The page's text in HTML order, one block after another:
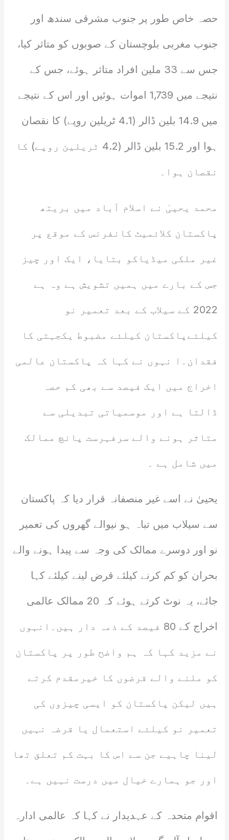
حصہ خاص طور پر جنوب مشرقی سندھ اور
جنوب مغربی بلوچستان کے صوبوں کو متاثر کیا،
جس سے 33 ملین افراد متاثر ہوئے، جس کے
نتیجے میں 1,739 اموات ہوئیں اور اس کے نتیجے
میں 14.9 بلین ڈالر (4.1 ٹریلین روپے) کا نقصان
ہوا اور 15.2 بلین ڈالر (4.2 ٹریلین روپے) کا
نقصان ہوا۔
محمد یحییٰ نے اسلام آباد میں بریتھ
پاکستان کلائمیٹ کانفرنس کے موقع پر
غیر ملکی میڈیاکو بتایا، ایک اور چیز
جس کے بارے میں ہمیں تشویش ہے وہ ہے
2022 کے سیلاب کے بعد تعمیر نو
کیلئےپاکستان کیلئے مضبوط یکجہتی کا
فقدان۔ا نہوں نے کہا کہ پاکستان عالمی
اخراج میں ایک فیصد سے بھی کم حصہ
ڈالتا ہے اور موسمیاتی تبدیلی سے
متاثر ہونے والے سرفہرست پانچ ممالک
میں شامل ہے ۔
یحییٰ نے اسے غیر منصفانہ قرار دیا کہ پاکستان
سے سیلاب میں تباہ ہو نیوالے گھروں کی تعمیر
نو اور دوسرے ممالک کی وجہ سے پیدا ہونے والے
بحران کو کم کرنے کیلئے قرض لینے کیلئے کہا
جائے، یہ نوٹ کرتے ہوئے کہ 20 ممالک عالمی
اخراج کے 80 فیصد کے ذمہ دار ہیں۔انہوں
نے مزید کہا کہ ہم واضح طور پر پاکستان
کو ملنے والے قرضوں کا خیرمقدم کرتے
ہیں لیکن پاکستان کو ایسی چیزوں کی
تعمیر نو کیلئے استعمال یا قرضہ نہیں
لینا چاہیے جن سے اس کا بہت کم تعلق تھا
اور جو ہمارے خیال میں درست نہیں ہے۔
اقوام متحدہ کے عہدیدار نے کہا کہ عالمی ادارہ